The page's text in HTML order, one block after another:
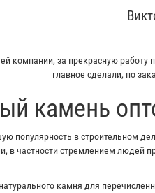
компании, за прекрасную работу
главное сделали, по
камень
в строительном
частности стремлением людей
камня для